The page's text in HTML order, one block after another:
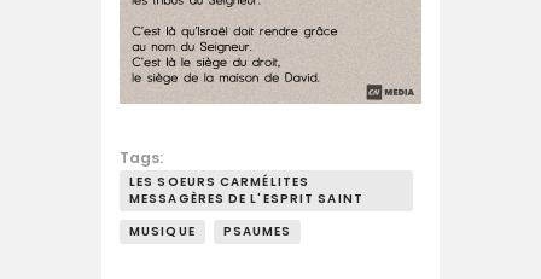
Tags:
LES SOEURS CARMÉLITES
MESSAGÈRES DE L'ESPRIT SAINT
MUSIQUE
PSAUMES